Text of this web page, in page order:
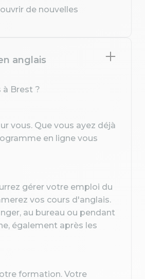
de nouvelles
anglais
à Brest ?
vous. Que vous ayez déjà
en ligne vous
gérer votre emploi du
vos cours d'anglais.
au bureau ou pendant
également après les
formation. Votre